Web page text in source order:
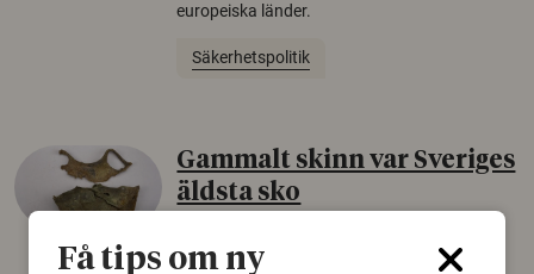
europeiska länder.
Säkerhetspolitik
Gammalt skinn var Sveriges
äldsta sko
Få tips om ny